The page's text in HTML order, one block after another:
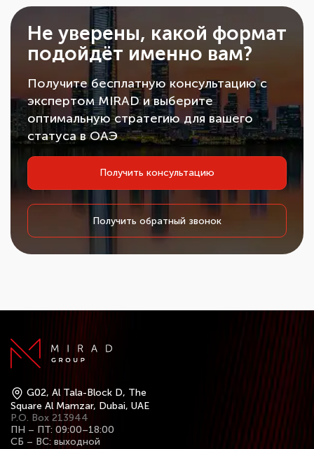
Не уверены, какой формат
подойдёт именно вам?
Получите бесплатную консультацию с
экспертом MIRAD и выберите
оптимальную стратегию для вашего
статуса в ОАЭ
Получить консультацию
Получить обратный звонок
G02, Al Tala-Block D, The
Square Al Mamzar, Dubai, UAE
P.O. Box 213944
ПН – ПТ: 09:00–18:00
СБ – ВС: выходной